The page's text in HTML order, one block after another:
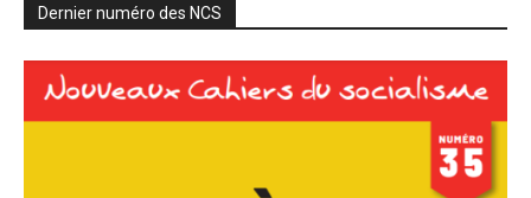
Dernier numéro des NCS